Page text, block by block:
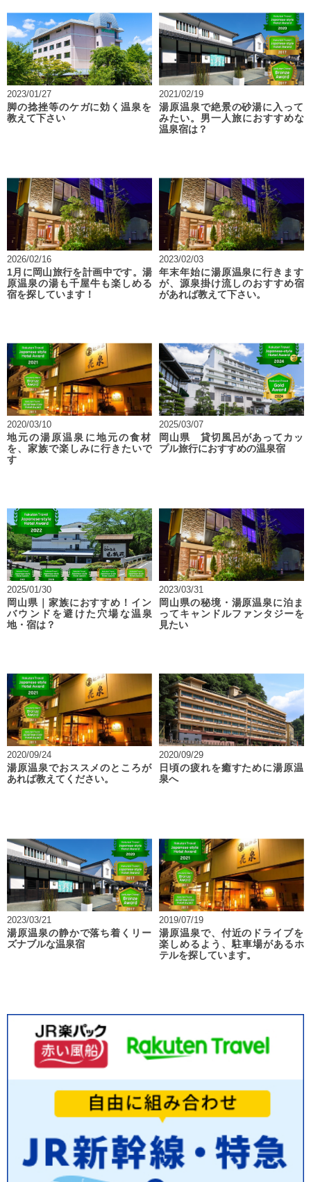
2023/01/27
脚の捻挫等のケガに効く温泉を
教えて下さい
2021/02/19
湯原温泉で絶景の砂湯に入って
みたい。男一人旅におすすめな
温泉宿は？
2026/02/16
1月に岡山旅行を計画中です。湯
原温泉の湯も千屋牛も楽しめる
宿を探しています！
2023/02/03
年末年始に湯原温泉に行きます
が、源泉掛け流しのおすすめ宿
があれば教えて下さい。
2020/03/10
地元の湯原温泉に地元の食材
を、家族で楽しみに行きたいで
す
2025/03/07
岡山県 貸切風呂があってカッ
プル旅行におすすめの温泉宿
2025/01/30
岡山県｜家族におすすめ！イン
バウンドを避けた穴場な温泉
地・宿は？
2023/03/31
岡山県の秘境・湯原温泉に泊ま
ってキャンドルファンタジーを
見たい
2020/09/24
湯原温泉でおススメのところが
あれば教えてください。
2020/09/29
日頃の疲れを癒すために湯原温
泉へ
2023/03/21
湯原温泉の静かで落ち着くリー
ズナブルな温泉宿
2019/07/19
湯原温泉で、付近のドライブを
楽しめるよう、駐車場があるホ
テルを探しています。